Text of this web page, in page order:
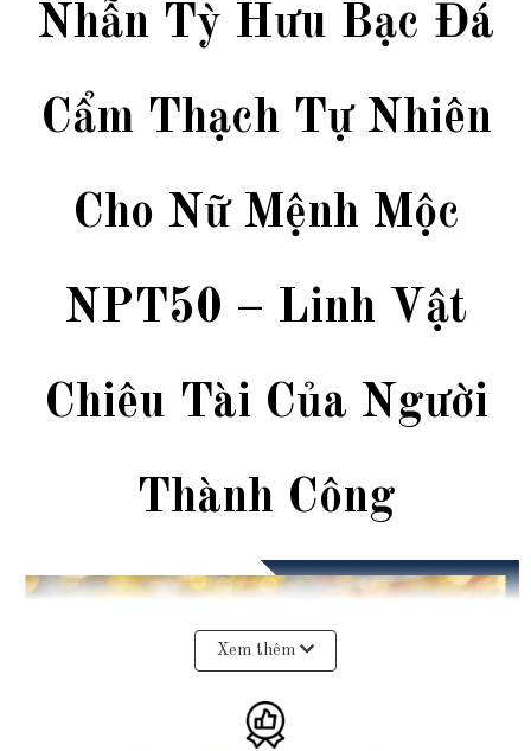
Nhẫn Tỳ Hưu Bạc Đá
Cẩm Thạch Tự Nhiên
Cho Nữ Mệnh Mộc
NPT50 – Linh Vật
Chiêu Tài Của Người
Thành Công
Xem thêm